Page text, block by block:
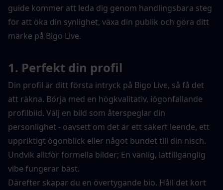
guide kommer att leda dig genom handlingsbara steg
för att öka din synlighet, växa din publik och göra ditt
märke på Bigo Live.
1. Perfekt din profil
Din profil är ditt första intryck på Bigo Live, så få det
att räkna. Börja med en högkvalitativ, iögonfallande
profilbild. Välj en bild som återspeglar din
personlighet - oavsett om det är ett säkert leende, ett
uppriktigt ögonblick eller något bundet till din nisch.
Undvik alltför formella bilder; En vänlig, lättillgänglig
vibe fungerar bäst.
Därefter skapar du en övertygande bio. Håll det kort